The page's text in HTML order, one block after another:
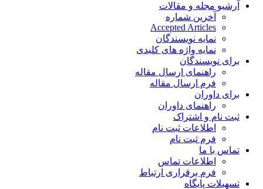
آرشیو مجله و مقالات
آخرین شماره
Accepted Articles
نمایه نویسندگان
نمایه واژه های کلیدی
برای نویسندگان
راهنمای ارسال مقاله
فرم ارسال مقاله
برای داوران
راهنمای داوران
ثبت نام و اشتراک
اطلاعات ثبت نام
فرم ثبت نام
تماس با ما
اطلاعات تماس
فرم برقراری ارتباط
تسهیلات پایگاه